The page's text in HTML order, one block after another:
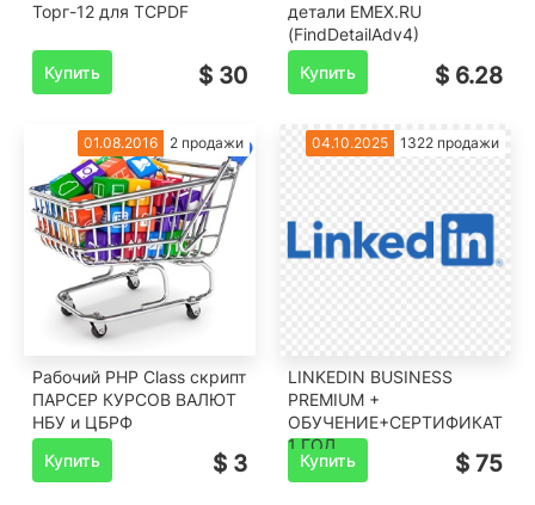
Торг-12 для TCPDF
Купить $ 30
детали EMEX.RU
(FindDetailAdv4)
Купить
$ 6.28
01.08.2016 2 продажи
Рабочий PHP Class скрипт
ПАРСЕР КУРСОВ ВАЛЮТ
НБУ и ЦБРФ
Купить
$ 3
04.10.2025 1322 продажи
LINKEDIN BUSINESS
PREMIUM +
ОБУЧЕНИЕ+СЕРТИФИКАТ
1 ГОД
Купить $ 75